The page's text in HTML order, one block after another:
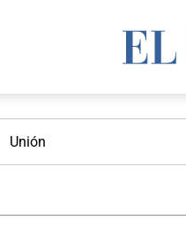
Unión